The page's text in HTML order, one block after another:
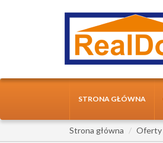
STRONA GŁÓWNA
Strona główna Oferty